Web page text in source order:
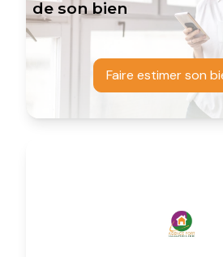
de son bien
Faire estimer son